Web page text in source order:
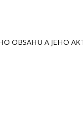
OBSAHU A JEHO